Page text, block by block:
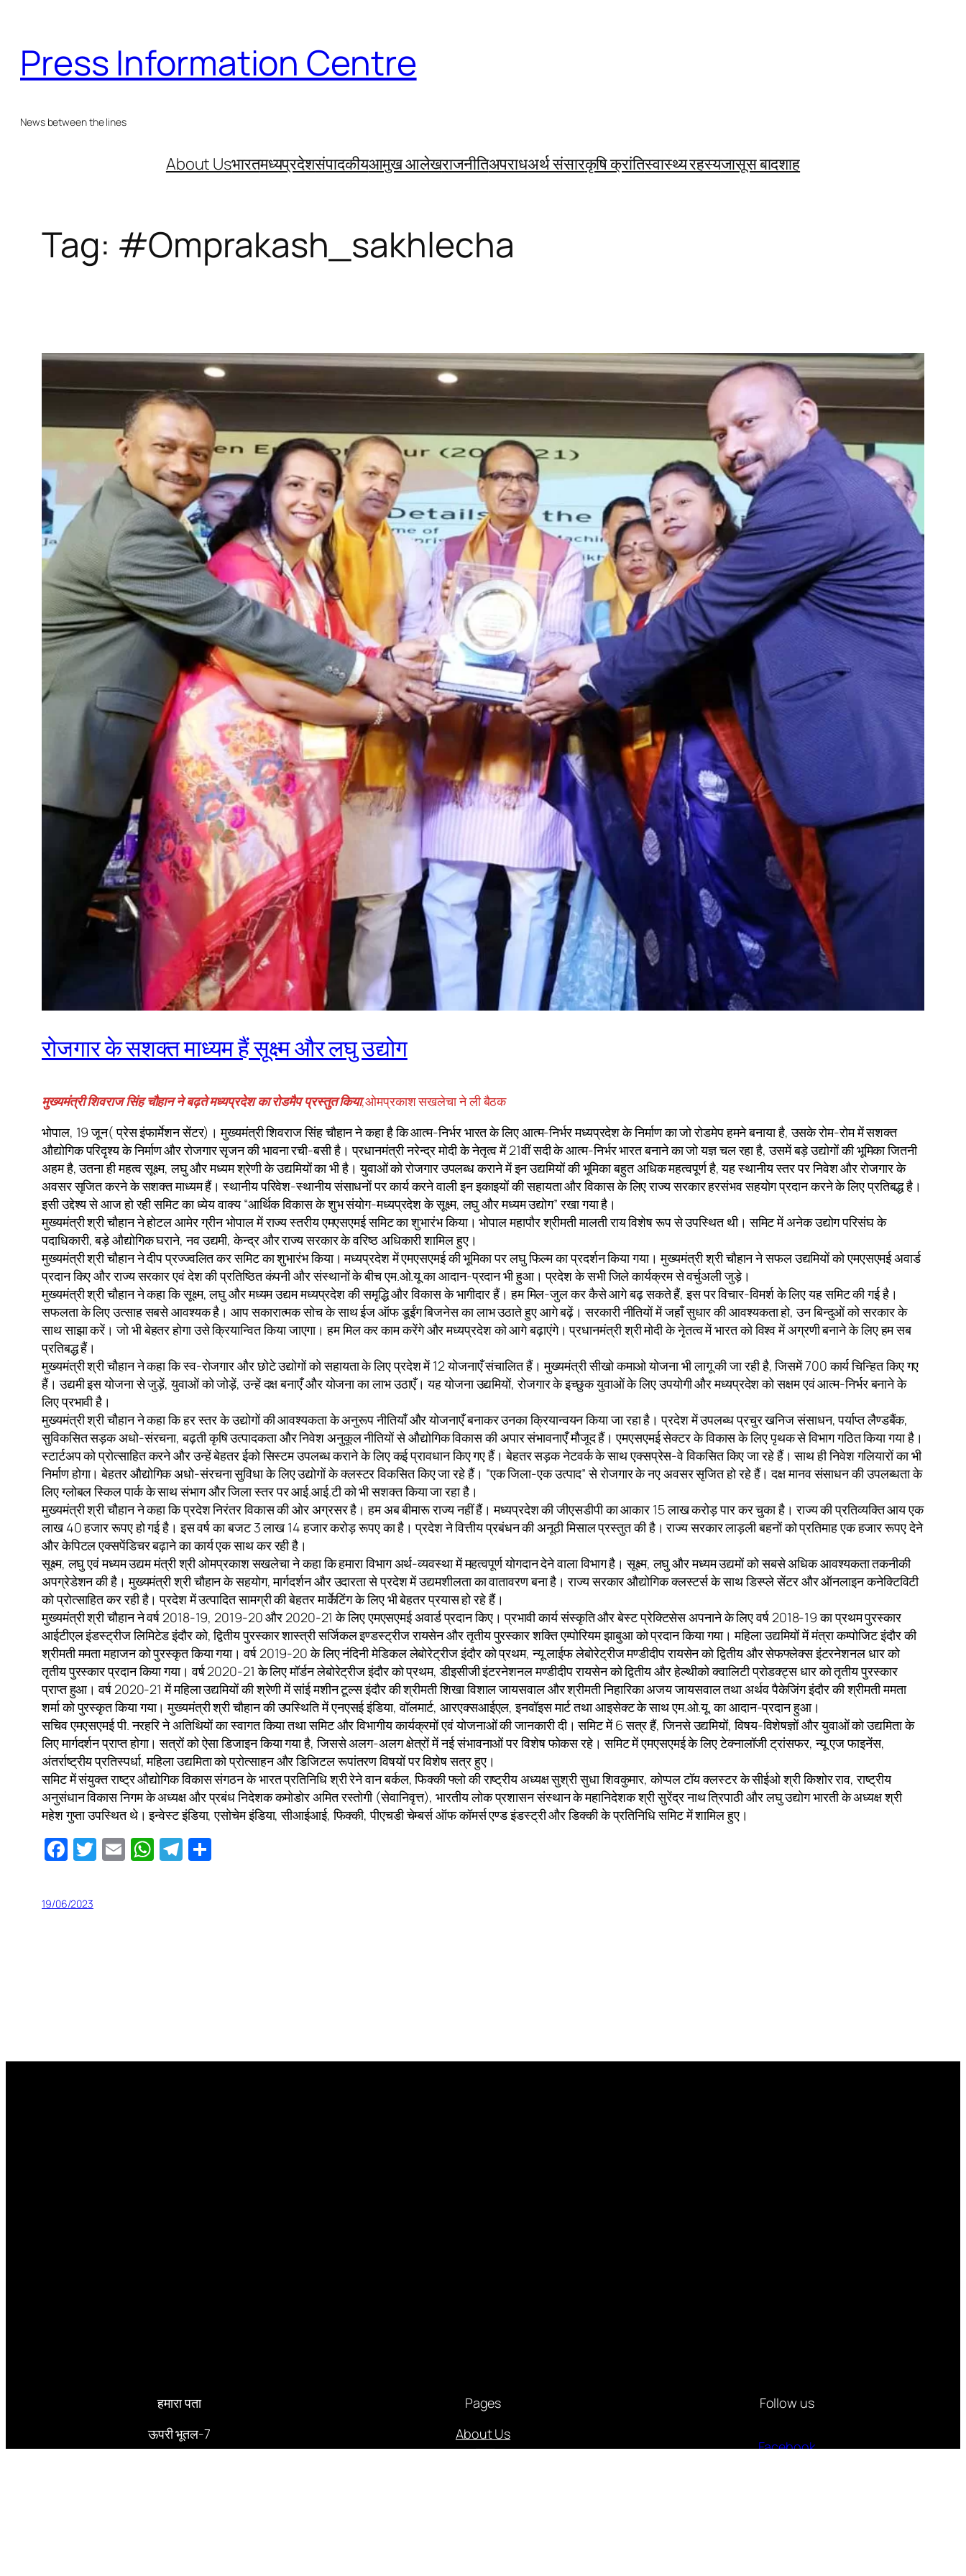
content
Press Information Centre
News between the lines
About Usभारतमध्यप्रदेशसंपादकीयआमुख आलेखराजनीतिअपराधअर्थ संसारकृषि क्रांतिस्वास्थ्य रहस्यजासूस बादशाह
Tag: #Omprakash_sakhlecha
रोजगार के सशक्त माध्यम हैं सूक्ष्म और लघु उद्योग
मुख्यमंत्री शिवराज सिंह चौहान ने बढ़ते मध्यप्रदेश का रोडमैप प्रस्तुत किया,ओमप्रकाश सखलेचा ने ली बैठक
भोपाल, 19 जून( प्रेस इंफार्मेशन सेंटर)। मुख्यमंत्री शिवराज सिंह चौहान ने कहा है कि आत्म-निर्भर भारत के लिए आत्म-निर्भर मध्यप्रदेश के निर्माण का जो रोडमेप हमने बनाया है, उसके रोम-रोम में सशक्त
औद्योगिक परिदृश्य के निर्माण और रोजगार सृजन की भावना रची-बसी है। प्रधानमंत्री नरेन्द्र मोदी के नेतृत्व में 21वीं सदी के आत्म-निर्भर भारत बनाने का जो यज्ञ चल रहा है, उसमें बड़े उद्योगों की भूमिका जितनी
अहम है, उतना ही महत्व सूक्ष्म, लघु और मध्यम श्रेणी के उद्यमियों का भी है। युवाओं को रोजगार उपलब्ध कराने में इन उद्यमियों की भूमिका बहुत अधिक महत्वपूर्ण है, यह स्थानीय स्तर पर निवेश और रोजगार के
अवसर सृजित करने के सशक्त माध्यम हैं। स्थानीय परिवेश-स्थानीय संसाधनों पर कार्य करने वाली इन इकाइयों की सहायता और विकास के लिए राज्य सरकार हरसंभव सहयोग प्रदान करने के लिए प्रतिबद्ध है।
इसी उद्देश्य से आज हो रही समिट का ध्येय वाक्य “आर्थिक विकास के शुभ संयोग-मध्यप्रदेश के सूक्ष्म, लघु और मध्यम उद्योग” रखा गया है।
मुख्यमंत्री श्री चौहान ने होटल आमेर ग्रीन भोपाल में राज्य स्तरीय एमएसएमई समिट का शुभारंभ किया। भोपाल महापौर श्रीमती मालती राय विशेष रूप से उपस्थित थी। समिट में अनेक उद्योग परिसंघ के
पदाधिकारी, बड़े औद्योगिक घराने, नव उद्यमी, केन्द्र और राज्य सरकार के वरिष्ठ अधिकारी शामिल हुए।
मुख्यमंत्री श्री चौहान ने दीप प्रज्ज्वलित कर समिट का शुभारंभ किया। मध्यप्रदेश में एमएसएमई की भूमिका पर लघु फिल्म का प्रदर्शन किया गया। मुख्यमंत्री श्री चौहान ने सफल उद्यमियों को एमएसएमई अवार्ड
प्रदान किए और राज्य सरकार एवं देश की प्रतिष्ठित कंपनी और संस्थानों के बीच एम.ओ.यू का आदान-प्रदान भी हुआ। प्रदेश के सभी जिले कार्यक्रम से वर्चुअली जुड़े।
मुख्यमंत्री श्री चौहान ने कहा कि सूक्ष्म, लघु और मध्यम उद्यम मध्यप्रदेश की समृद्धि और विकास के भागीदार हैं। हम मिल-जुल कर कैसे आगे बढ़ सकते हैं, इस पर विचार-विमर्श के लिए यह समिट की गई है।
सफलता के लिए उत्साह सबसे आवश्यक है। आप सकारात्मक सोच के साथ ईज ऑफ डूईंग बिजनेस का लाभ उठाते हुए आगे बढ़ें। सरकारी नीतियों में जहाँ सुधार की आवश्यकता हो, उन बिन्दुओं को सरकार के
साथ साझा करें। जो भी बेहतर होगा उसे क्रियान्वित किया जाएगा। हम मिल कर काम करेंगे और मध्यप्रदेश को आगे बढ़ाएंगे। प्रधानमंत्री श्री मोदी के नेृतत्व में भारत को विश्व में अग्रणी बनाने के लिए हम सब
प्रतिबद्ध हैं।
मुख्यमंत्री श्री चौहान ने कहा कि स्व-रोजगार और छोटे उद्योगों को सहायता के लिए प्रदेश में 12 योजनाएँ संचालित हैं। मुख्यमंत्री सीखो कमाओ योजना भी लागू की जा रही है, जिसमें 700 कार्य चिन्हित किए गए
हैं। उद्यमी इस योजना से जुड़ें, युवाओं को जोड़ें, उन्हें दक्ष बनाएँ और योजना का लाभ उठाएँ। यह योजना उद्यमियों, रोजगार के इच्छुक युवाओं के लिए उपयोगी और मध्यप्रदेश को सक्षम एवं आत्म-निर्भर बनाने के
लिए प्रभावी है।
मुख्यमंत्री श्री चौहान ने कहा कि हर स्तर के उद्योगों की आवश्यकता के अनुरूप नीतियाँ और योजनाएँ बनाकर उनका क्रियान्वयन किया जा रहा है। प्रदेश में उपलब्ध प्रचुर खनिज संसाधन, पर्याप्त लैण्डबैंक,
सुविकसित सड़क अधो-संरचना, बढ़ती कृषि उत्पादकता और निवेश अनुकूल नीतियों से औद्योगिक विकास की अपार संभावनाएँ मौजूद हैं। एमएसएमई सेक्टर के विकास के लिए पृथक से विभाग गठित किया गया है।
स्टार्टअप को प्रोत्साहित करने और उन्हें बेहतर ईको सिस्टम उपलब्ध कराने के लिए कई प्रावधान किए गए हैं। बेहतर सड़क नेटवर्क के साथ एक्सप्रेस-वे विकसित किए जा रहे हैं। साथ ही निवेश गलियारों का भी
निर्माण होगा। बेहतर औद्योगिक अधो-संरचना सुविधा के लिए उद्योगों के क्लस्टर विकसित किए जा रहे हैं। “एक जिला-एक उत्पाद” से रोजगार के नए अवसर सृजित हो रहे हैं। दक्ष मानव संसाधन की उपलब्धता के
लिए ग्लोबल स्किल पार्क के साथ संभाग और जिला स्तर पर आई.आई.टी को भी सशक्त किया जा रहा है।
मुख्यमंत्री श्री चौहान ने कहा कि प्रदेश निरंतर विकास की ओर अग्रसर है। हम अब बीमारू राज्य नहीं हैं। मध्यप्रदेश की जीएसडीपी का आकार 15 लाख करोड़ पार कर चुका है। राज्य की प्रतिव्यक्ति आय एक
लाख 40 हजार रूपए हो गई है। इस वर्ष का बजट 3 लाख 14 हजार करोड़ रूपए का है। प्रदेश ने वित्तीय प्रबंधन की अनूठी मिसाल प्रस्तुत की है। राज्य सरकार लाड़ली बहनों को प्रतिमाह एक हजार रूपए देने
और केपिटल एक्सपेंडिचर बढ़ाने का कार्य एक साथ कर रही है।
सूक्ष्म, लघु एवं मध्यम उद्यम मंत्री श्री ओमप्रकाश सखलेचा ने कहा कि हमारा विभाग अर्थ-व्यवस्था में महत्वपूर्ण योगदान देने वाला विभाग है। सूक्ष्म, लघु और मध्यम उद्यमों को सबसे अधिक आवश्यकता तकनीकी
अपग्रेडेशन की है। मुख्यमंत्री श्री चौहान के सहयोग, मार्गदर्शन और उदारता से प्रदेश में उद्यमशीलता का वातावरण बना है। राज्य सरकार औद्योगिक क्लस्टर्स के साथ डिस्प्ले सेंटर और ऑनलाइन कनेक्टिविटी
को प्रोत्साहित कर रही है। प्रदेश में उत्पादित सामग्री की बेहतर मार्केटिंग के लिए भी बेहतर प्रयास हो रहे हैं।
मुख्यमंत्री श्री चौहान ने वर्ष 2018-19, 2019-20 और 2020-21 के लिए एमएसएमई अवार्ड प्रदान किए। प्रभावी कार्य संस्कृति और बेस्ट प्रेक्टिसेस अपनाने के लिए वर्ष 2018-19 का प्रथम पुरस्कार
आईटीएल इंडस्ट्रीज लिमिटेड इंदौर को, द्वितीय पुरस्कार शास्त्री सर्जिकल इण्डस्ट्रीज रायसेन और तृतीय पुरस्कार शक्ति एम्पोरियम झाबुआ को प्रदान किया गया। महिला उद्यमियों में मंत्रा कम्पोजिट इंदौर की
श्रीमती ममता महाजन को पुरस्कृत किया गया। वर्ष 2019-20 के लिए नंदिनी मेडिकल लेबोरेट्रीज इंदौर को प्रथम, न्यू लाईफ लेबोरेट्रीज मण्डीदीप रायसेन को द्वितीय और सेफफ्लेक्स इंटरनेशनल धार को
तृतीय पुरस्कार प्रदान किया गया। वर्ष 2020-21 के लिए मॉर्डन लेबोरेट्रीज इंदौर को प्रथम, डीइसीजी इंटरनेशनल मण्डीदीप रायसेन को द्वितीय और हेल्थीको क्वालिटी प्रोडक्ट्स धार को तृतीय पुरस्कार
प्राप्त हुआ। वर्ष 2020-21 में महिला उद्यमियों की श्रेणी में सांई मशीन टूल्स इंदौर की श्रीमती शिखा विशाल जायसवाल और श्रीमती निहारिका अजय जायसवाल तथा अर्थव पैकेजिंग इंदौर की श्रीमती ममता
शर्मा को पुरस्कृत किया गया। मुख्यमंत्री श्री चौहान की उपस्थिति में एनएसई इंडिया, वॉलमार्ट, आरएक्सआईएल, इनवॉइस मार्ट तथा आइसेक्ट के साथ एम.ओ.यू. का आदान-प्रदान हुआ।
सचिव एमएसएमई पी. नरहरि ने अतिथियों का स्वागत किया तथा समिट और विभागीय कार्यक्रमों एवं योजनाओं की जानकारी दी। समिट में 6 सत्र हैं, जिनसे उद्यमियों, विषय-विशेषज्ञों और युवाओं को उद्यमिता के
लिए मार्गदर्शन प्राप्त होगा। सत्रों को ऐसा डिजाइन किया गया है, जिससे अलग-अलग क्षेत्रों में नई संभावनाओं पर विशेष फोकस रहे। समिट में एमएसएमई के लिए टेक्नालॉजी ट्रांसफर, न्यू एज फाइनेंस,
अंतर्राष्ट्रीय प्रतिस्पर्धा, महिला उद्यमिता को प्रोत्साहन और डिजिटल रूपांतरण विषयों पर विशेष सत्र हुए।
समिट में संयुक्त राष्ट्र औद्योगिक विकास संगठन के भारत प्रतिनिधि श्री रेने वान बर्कल, फिक्की फ्लो की राष्ट्रीय अध्यक्ष सुश्री सुधा शिवकुमार, कोप्पल टॉय क्लस्टर के सीईओ श्री किशोर राव, राष्ट्रीय
अनुसंधान विकास निगम के अध्यक्ष और प्रबंध निदेशक कमोडोर अमित रस्तोगी (सेवानिवृत्त), भारतीय लोक प्रशासन संस्थान के महानिदेशक श्री सुरेंद्र नाथ त्रिपाठी और लघु उद्योग भारती के अध्यक्ष श्री
महेश गुप्ता उपस्थित थे। इन्वेस्ट इंडिया, एसोचेम इंडिया, सीआईआई, फिक्की, पीएचडी चेम्बर्स ऑफ कॉमर्स एण्ड इंडस्ट्री और डिक्की के प्रतिनिधि समिट में शामिल हुए।
Facebook
Twitter
EmailWhatsApp
Telegram
19/06/2023
हमारा पता
ऊपरी भूतल-7
Pages
About Us
भारत
Follow us
Facebook